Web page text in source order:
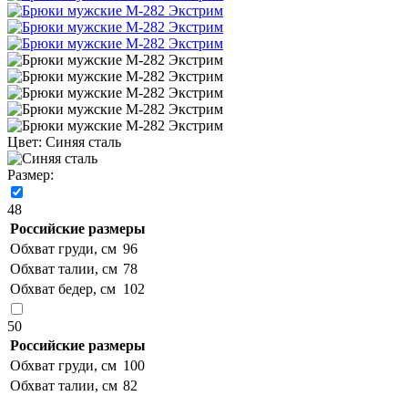
Цвет: Синяя сталь
Размер:
48
Российские размеры
Обхват груди, см 96
Обхват талии, см 78
Обхват бедер, см 102
50
Российские размеры
Обхват груди, см 100
Обхват талии, см 82